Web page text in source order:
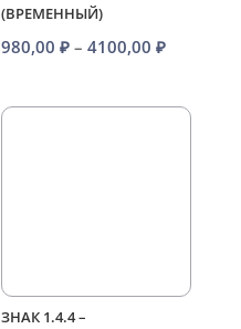
(ВРЕМЕННЫЙ)
980,00₽ – 4100,00₽
980,00 ₽
ЗНАК 1.4.4 –